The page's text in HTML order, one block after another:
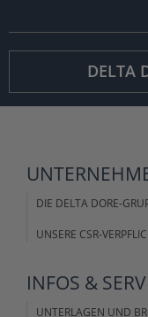
DELTA
DIE DELTA DORE-
UNSERE CSR-
INFOS &
UNTERLAGEN UND